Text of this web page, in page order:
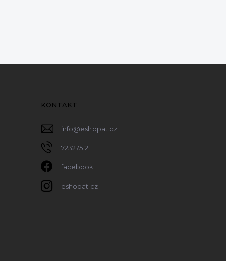
KONTAKT
info@eshopat.cz
723275121
facebook
eshopat.cz